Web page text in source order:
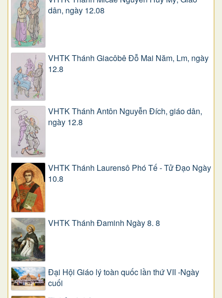
dân, ngày 12.08
VHTK Thánh Giacôbê Ðỗ Mai Năm, Lm, ngày
12.8
VHTK Thánh Antôn Nguyễn Ðích, giáo dân,
ngày 12.8
VHTK Thánh Laurensô Phó Tế - Tử Đạo Ngày
10.8
VHTK Thánh Đaminh Ngày 8. 8
Đại Hội Giáo lý toàn quốc lần thứ VII -Ngày
cuối